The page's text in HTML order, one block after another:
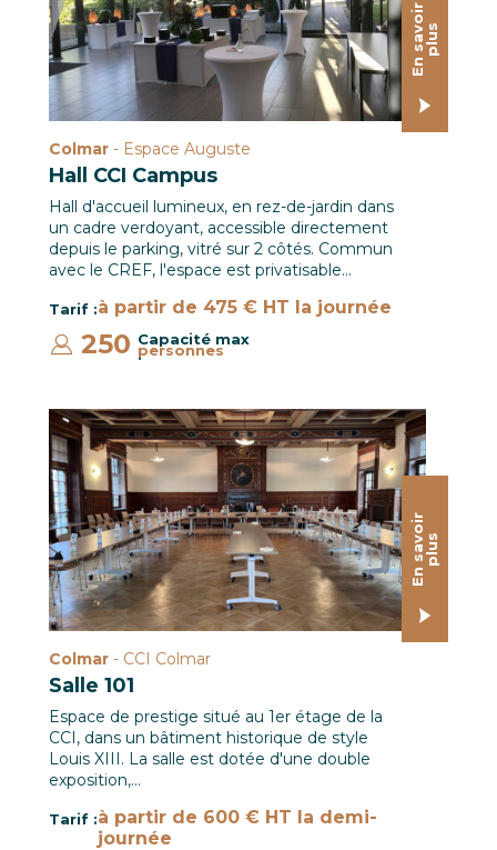
E
n
s
av
o
i
r
p
l
us
Colmar - Espace Auguste
Hall CCI Campus
Hall d'accueil lumineux, en rez-de-jardin dans
un cadre verdoyant, accessible directement
depuis le parking, vitré sur 2 côtés. Commun
avec le CREF, l'espace est privatisable…
Tarif :à partir de 475 € HT la journée
Capacité max
:
250 personnes
Colmar-salle-101-1
E
n
s
av
o
i
r
p
l
us
Colmar - CCI Colmar
Salle 101
Espace de prestige situé au 1er étage de la
CCI, dans un bâtiment historique de style
Louis XIII. La salle est dotée d'une double
exposition,…
Tarif :à partir de 600 € HT la demi-
journée